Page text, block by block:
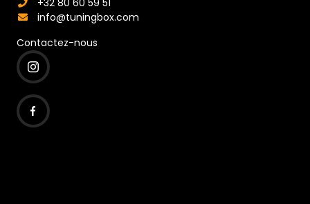
info@tuningbox.com
Contactez-nous